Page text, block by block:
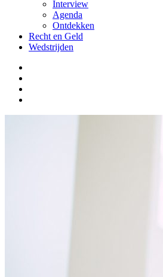
Interview
Agenda
Ontdekken
Recht en Geld
Wedstrijden